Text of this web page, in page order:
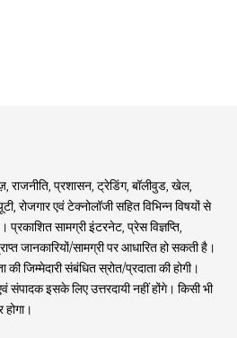
राजनीति, प्रशासन, ट्रेडिंग, बॉलीवुड, खेल,
रोजगार एवं टेक्नोलॉजी सहित विभिन्न विषयों से
सामग्री इंटरनेट, प्रेस विज्ञप्ति,
जानकारियों/सामग्री पर आधारित हो सकती है।
की जिम्मेदारी संबंधित स्रोत/प्रदाता की होगी।
संपादक इसके लिए उत्तरदायी नहीं होंगे। किसी भी
होगा।